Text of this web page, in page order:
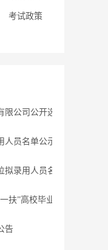
考试政策
公司公开选聘预公告
员名单公示
录用人员名单公示
扶”高校毕业生体检递补公
告